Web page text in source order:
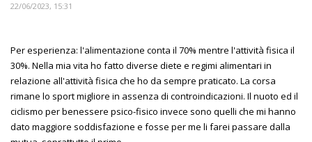
22/06/2023, 15:31
Per esperienza: l'alimentazione conta il 70% mentre l'attività fisica il
30%. Nella mia vita ho fatto diverse diete e regimi alimentari in
relazione all'attività fisica che ho da sempre praticato. La corsa
rimane lo sport migliore in assenza di controindicazioni. Il nuoto ed il
ciclismo per benessere psico-fisico invece sono quelli che mi hanno
dato maggiore soddisfazione e fosse per me li farei passare dalla